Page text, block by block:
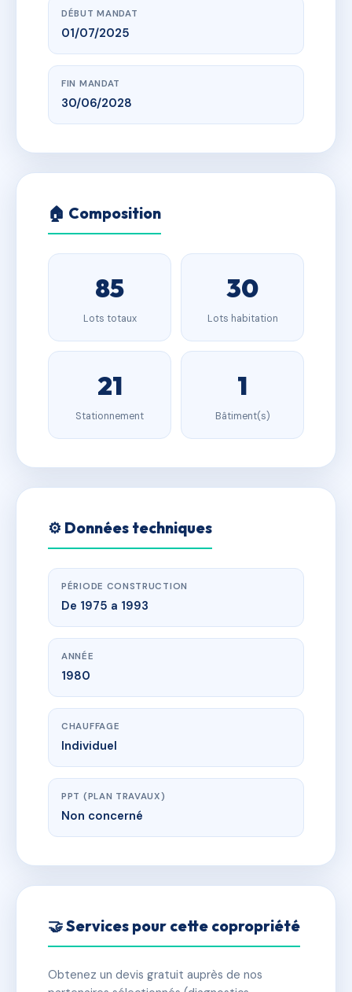
DÉBUT MANDAT
01/07/2025
FIN MANDAT
30/06/2028
🏠 Composition
85
Lots totaux
30
Lots habitation
21
Stationnement
1
Bâtiment(s)
⚙️ Données techniques
PÉRIODE CONSTRUCTION
De 1975 a 1993
ANNÉE
1980
CHAUFFAGE
Individuel
PPT (PLAN TRAVAUX)
Non concerné
🤝 Services pour cette copropriété
Obtenez un devis gratuit auprès de nos